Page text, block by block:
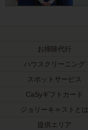
お掃除代行
ハウスクリーニング
スポットサービス
CaSyギフトカード
ジョリーキャストとは
提供エリア